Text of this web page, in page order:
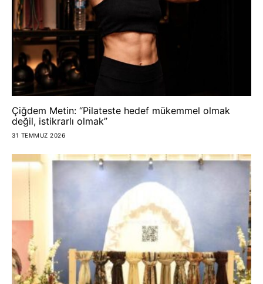
Çiğdem Metin: “Pilateste hedef mükemmel olmak
değil, istikrarlı olmak”
31 TEMMUZ 2026